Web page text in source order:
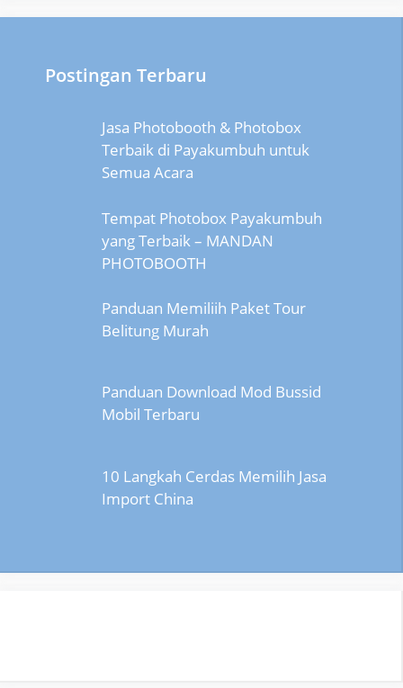
Postingan Terbaru
Jasa Photobooth & Photobox
Terbaik di Payakumbuh untuk
Semua Acara
Tempat Photobox Payakumbuh
yang Terbaik – MANDAN
PHOTOBOOTH
Panduan Memiliih Paket Tour
Belitung Murah
Panduan Download Mod Bussid
Mobil Terbaru
10 Langkah Cerdas Memilih Jasa
Import China